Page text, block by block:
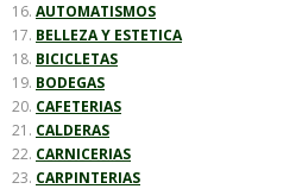
AUTOMATISMOS
BELLEZA Y ESTETICA
BICICLETAS
BODEGAS
CAFETERIAS
CALDERAS
CARNICERIAS
CARPINTERIAS